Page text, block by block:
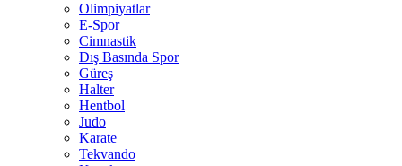
Olimpiyatlar
E-Spor
Cimnastik
Dış Basında Spor
Güreş
Halter
Hentbol
Judo
Karate
Tekvando